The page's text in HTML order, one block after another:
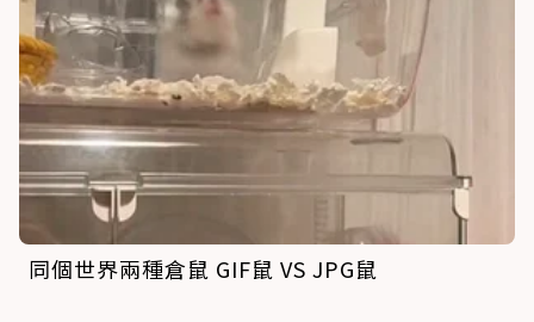
同個世界兩種倉鼠 GIF鼠 VS JPG鼠